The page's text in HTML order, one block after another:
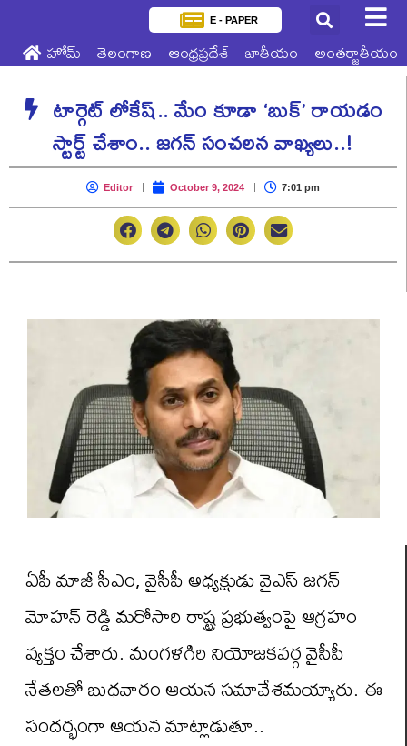
E - PAPER
హోమ్ తెలంగాణ ఆంధ్రప్రదేశ్ జాతీయం అంతర్జాతీయం
టార్గెట్ లోకేష్.. మేం కూడా ‘బుక్’ రాయడం
స్టార్ట్ చేశాం.. జగన్ సంచలన వాఖ్యలు..!
Editor October 9, 2024 7:01 pm
ఏపీ మాజీ సీఎం, వైసీపీ అధ్యక్షుడు వైఎస్ జగన్
మోహన్ రెడ్డి మరోసారి రాష్ట్ర ప్రభుత్వంపై ఆగ్రహం
వ్యక్తం చేశారు. మంగళగిరి నియోజకవర్గ వైసీపీ
నేతలతో బుధవారం ఆయన సమావేశమయ్యారు. ఈ
సందర్భంగా ఆయన మాట్లాడుతూ..